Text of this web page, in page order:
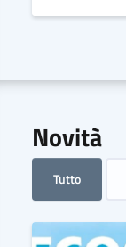
Novità
Tutto